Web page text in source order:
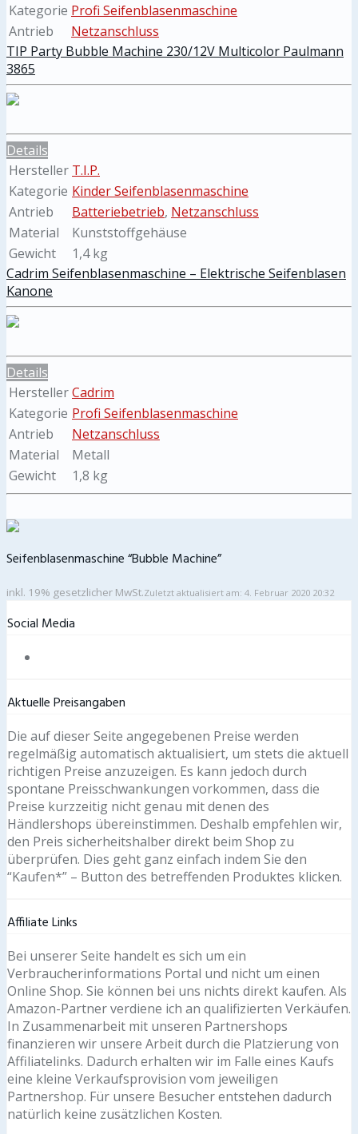
Kategorie Profi Seifenblasenmaschine
Antrieb
Netzanschluss
TIP Party Bubble Machine 230/12V Multicolor Paulmann
3865
Details
Hersteller T.I.P.
Kategorie Kinder Seifenblasenmaschine
Antrieb
Batteriebetrieb, Netzanschluss
Material
Kunststoffgehäuse
Gewicht
1,4 kg
Cadrim Seifenblasenmaschine – Elektrische Seifenblasen
Kanone
Details
HerstellerCadrim
Kategorie Profi Seifenblasenmaschine
Antrieb
Netzanschluss
Material
Metall
Gewicht
1,8 kg
Seifenblasenmaschine “Bubble Machine”
inkl. 19% gesetzlicher MwSt.Zuletzt aktualisiert am: 4. Februar 2020 20:32
Social Media
Aktuelle Preisangaben
Die auf dieser Seite angegebenen Preise werden
regelmäßig automatisch aktualisiert, um stets die aktuell
richtigen Preise anzuzeigen. Es kann jedoch durch
spontane Preisschwankungen vorkommen, dass die
Preise kurzzeitig nicht genau mit denen des
Händlershops übereinstimmen. Deshalb empfehlen wir,
den Preis sicherheitshalber direkt beim Shop zu
überprüfen. Dies geht ganz einfach indem Sie den
“Kaufen*” – Button des betreffenden Produktes klicken.
Affiliate Links
Bei unserer Seite handelt es sich um ein
Verbraucherinformations Portal und nicht um einen
Online Shop. Sie können bei uns nichts direkt kaufen. Als
Amazon-Partner verdiene ich an qualifizierten Verkäufen.
In Zusammenarbeit mit unseren Partnershops
finanzieren wir unsere Arbeit durch die Platzierung von
Affiliatelinks. Dadurch erhalten wir im Falle eines Kaufs
eine kleine Verkaufsprovision vom jeweiligen
Partnershop. Für unsere Besucher entstehen dadurch
natürlich keine zusätzlichen Kosten.